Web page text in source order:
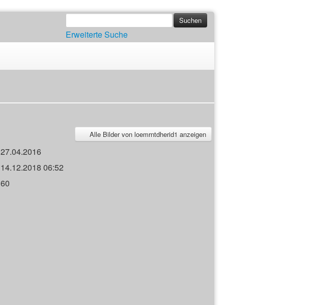
Erweiterte Suche
Alle Bilder von loemrntdherid1 anzeigen
27.04.2016
14.12.2018 06:52
60